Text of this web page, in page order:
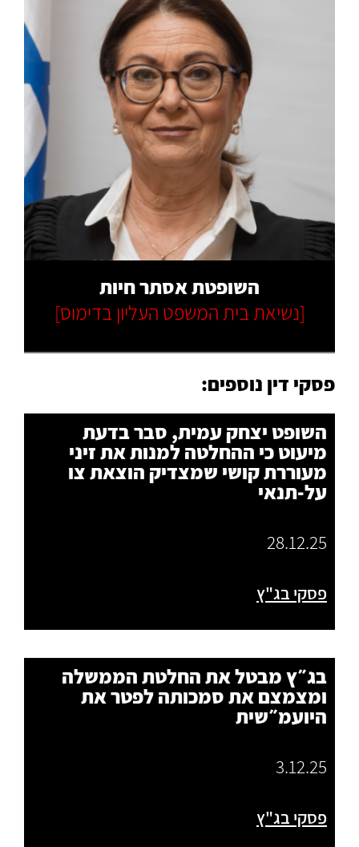
קרא עוד
השופטת אסתר חיות
[נשיאת בית המשפט העליון בדימוס]
פסקי דין נוספים:
השופט יצחק עמית, סבר בדעת
מיעוט כי ההחלטה למנות את זיני
מעוררת קושי שמצדיק הוצאת צו
על-תנאי
28.12.25
פסקי בג"ץ
בג״ץ מבטל את החלטת הממשלה
ומצמצם את סמכותה לפטר את
היועמ״שית
3.12.25
פסקי בג"ץ